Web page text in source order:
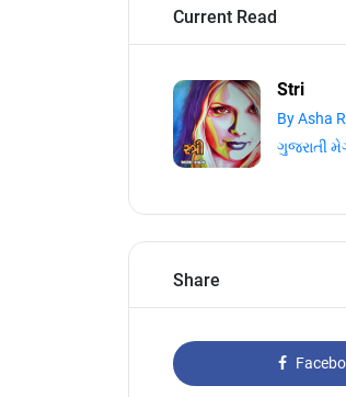
Current Read
Stri
By Asha
ગુજરાતી
Share